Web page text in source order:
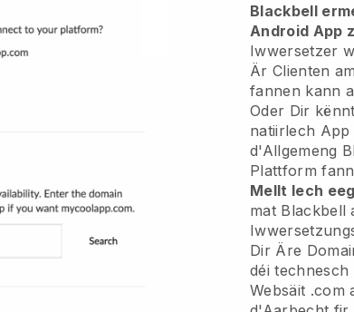
Blackbell
Android App
Iwwersetzer
Är Clienten
fannen kann
Oder Dir
natiirlech
d'Allgemeng
Plattform
Mellt Iech
mat Blackbell
Dir Äre
déi
Websäit .com